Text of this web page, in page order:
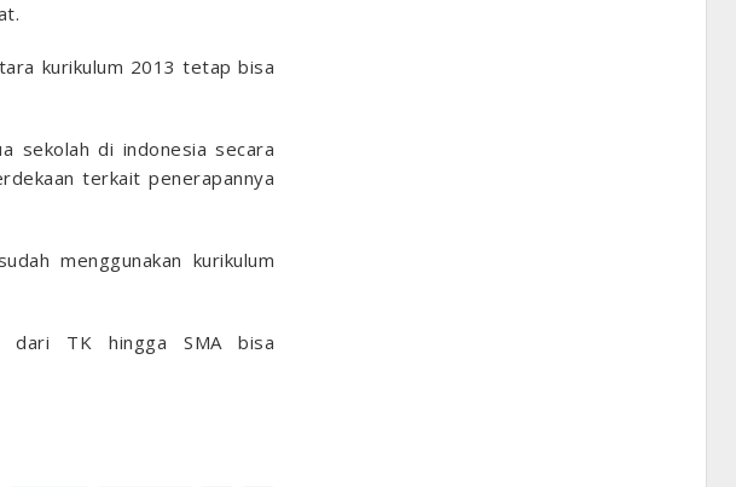
kurikulum 2013 tetap bisa
sekolah di indonesia secara
terkait penerapannya
menggunakan kurikulum
dari TK hingga SMA bisa